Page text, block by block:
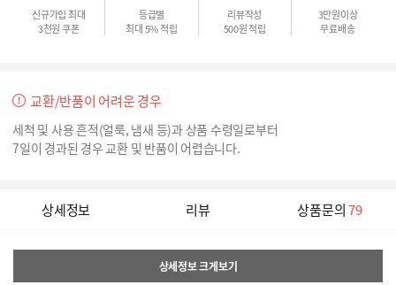
신규가입 최대
3천원 쿠폰
등급별
최대 5% 적립
리뷰작성
500원 적립
3만원이상
무료배송
교환/반품이 어려운 경우
세척 및 사용 흔적(얼룩, 냄새 등)과 상품 수령일로부터
7일이 경과된 경우 교환 및 반품이 어렵습니다.
상세정보 리뷰 상품문의79
상세정보 크게보기